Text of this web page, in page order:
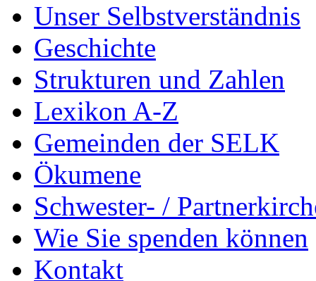
Unser Selbstverständnis
Geschichte
Strukturen und Zahlen
Lexikon A-Z
Gemeinden der SELK
Ökumene
Schwester- /
Wie Sie spenden können
Kontakt